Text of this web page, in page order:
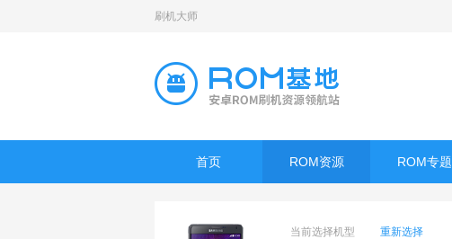
刷机大师
首页 ROM资源 ROM专题
当前选择机型 重新选择